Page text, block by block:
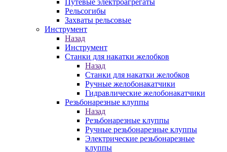
Путевые электроагрегаты
Рельсогибы
Захваты рельсовые
Инструмент
Назад
Инструмент
Станки для накатки желобков
Назад
Станки для накатки желобков
Ручные желобонакатчики
Гидравлические желобонакатчики
Резьбонарезные клуппы
Назад
Резьбонарезные клуппы
Ручные резьбонарезные клуппы
Электрические резьбонарезные
клуппы